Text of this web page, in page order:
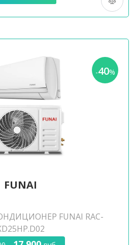
-40%
FUNAI
FUNAI RAC-